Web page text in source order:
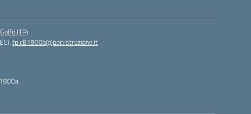
(TP)
tpic81900a@pec.istruzione.it